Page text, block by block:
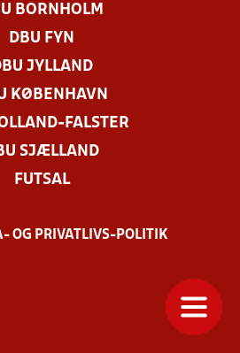
BORNHOLM
DBU FYN
JYLLAND
KØBENHAVN
FALSTER
SJÆLLAND
FUTSAL
OG PRIVATLIVS-POLITIK